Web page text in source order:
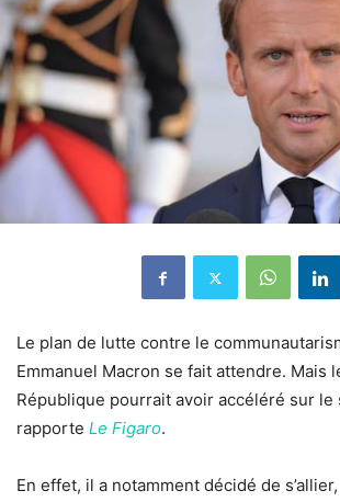
Le plan de lutte contre le
Emmanuel Macron se fait attendre. Mais
République pourrait avoir accéléré sur le
rapporte Le Figaro.
En effet, il a notamment décidé de